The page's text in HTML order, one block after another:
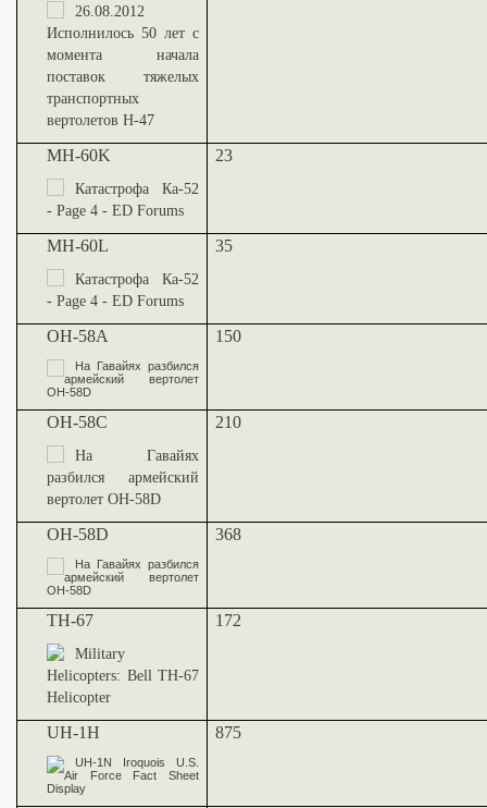
MH-60K 23
MH-60L 35
OH-58A 150
OH-58C 210
OH-58D 368
TH-67 172
UH-1H 875